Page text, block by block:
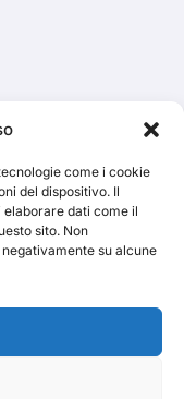
come i cookie
del dispositivo. Il
dati come il
sito. Non
su alcune
Cerca
emergente